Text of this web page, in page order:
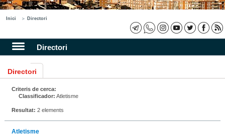
Inici Directori
Directori
Directori
Criteris de cerca:
Classificador: Atletisme
Resultat: 2 elements
Atletisme